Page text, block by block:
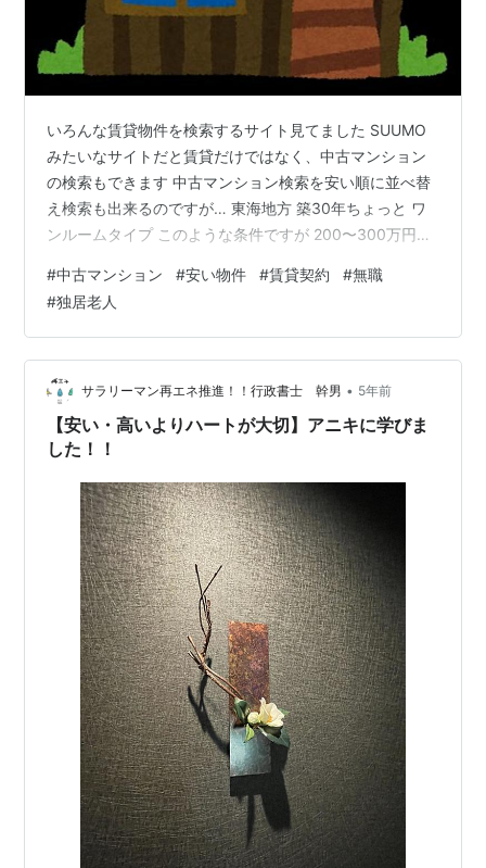
いろんな賃貸物件を検索するサイト見てました SUUMO
みたいなサイトだと賃貸だけではなく、中古マンション
の検索もできます 中古マンション検索を安い順に並べ替
え検索も出来るのですが… 東海地方 築30年ちょっと ワ
ンルームタイプ このような条件ですが 200〜300万円台
たか、動機を書きますが 賃貸マンションだと 無職で賃貸
物件探したときの話 - 35歳限界説な男の人生記録 ↑以前
書いた記事で実体験を書きましたが 無職の場合は門前払
いされたり、保証人が必要な場合がほとんどです 自分が
50代以降で仕事見つけるのが無理な人間になりますと、
お金があっ…
#中古マンション #安い物件 #賃貸契約 #無職
#独居老人
サラリーマン再エネ推進！！行政書士 幹男 • 5年前
【安い・高いよりハートが大切】アニキに学びま
した！！